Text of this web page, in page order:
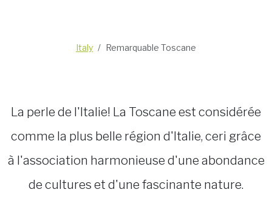
Italy Remarquable Toscane
La perle de l'Italie! La Toscane est considérée
comme la plus belle région d'Italie, ceri grâce
à l'association harmonieuse d'une abondance
de cultures et d'une fascinante nature.